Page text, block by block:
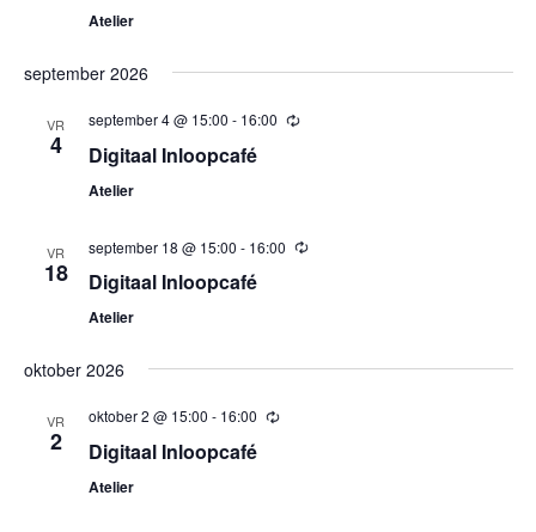
Atelier
september 2026
VR
4
september 4 @ 15:00 - 16:00 Terugkerend
Digitaal Inloopcafé
Atelier
VR
18
september 18 @ 15:00 - 16:00 Terugkerend
Digitaal Inloopcafé
Atelier
oktober 2026
VR
2
oktober 2 @ 15:00 - 16:00 Terugkerend
Digitaal Inloopcafé
Atelier